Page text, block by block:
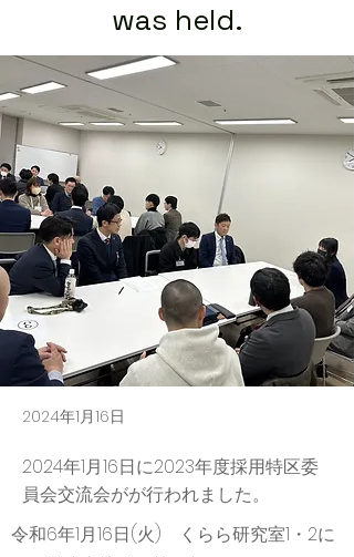
was held.
2024年1月16日
2024年1月16日に2023年度採用特区委
員会交流会がが行われました。
令和6年1月16日(火) くらら研究室1・2に